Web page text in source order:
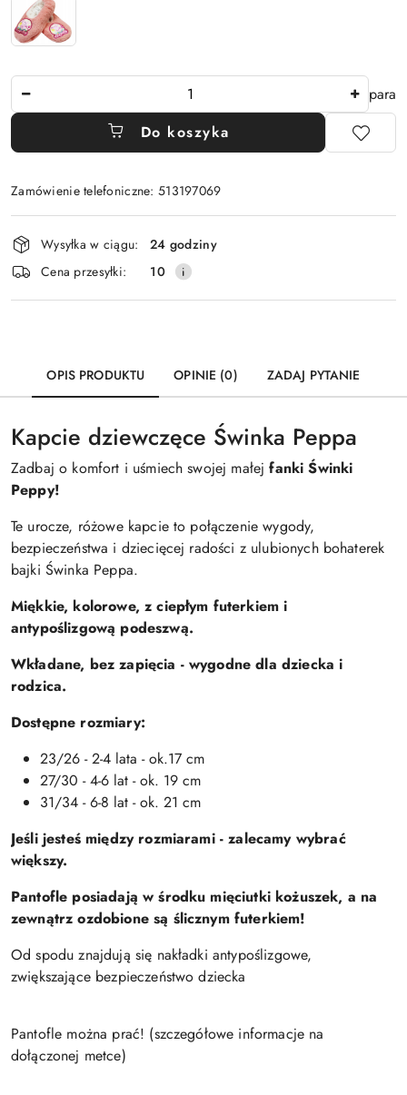
para
Do koszyka
Zamówienie telefoniczne: 513197069
Dostępność
i
dostawa
Wysyłka w ciągu:
24 godziny
Cena przesyłki:
10
OPIS PRODUKTU OPINIE (0) ZADAJ PYTANIE
Kapcie dziewczęce Świnka Peppa
Zadbaj o komfort i uśmiech swojej małejfanki Świnki
Peppy!
Te urocze, różowe kapcie to połączenie wygody,
bezpieczeństwa i dziecięcej radości z ulubionych bohaterek
bajki Świnka Peppa.
Miękkie, kolorowe, z ciepłym futerkiem i
antypoślizgową podeszwą.
Wkładane, bez zapięcia - wygodne dla dziecka i
rodzica.
Dostępne rozmiary:
23/26 - 2-4 lata - ok.17 cm
27/30 - 4-6 lat - ok. 19 cm
31/34 - 6-8 lat - ok. 21 cm
Jeśli jesteś między rozmiarami - zalecamy wybrać
większy.
Pantofle posiadają w środku mięciutki kożuszek, a na
zewnątrz ozdobione są ślicznym futerkiem!
Od spodu znajdują się nakładki antypoślizgowe,
zwiększające bezpieczeństwo dziecka
Pantofle można prać! (szczegółowe informacje na
dołączonej metce)